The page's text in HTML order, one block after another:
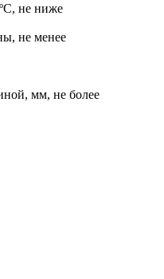
не ниже
не менее
мм, не более